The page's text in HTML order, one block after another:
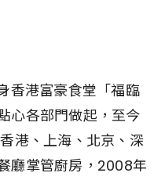
香港富豪食堂「福臨
心各部門做起，至今
港、上海、北京、深
廳掌管廚房，2008年